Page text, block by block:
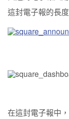
這封電子報的長
在這封電子報中